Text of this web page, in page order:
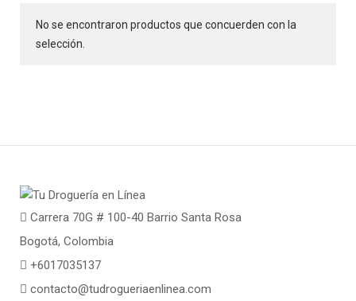
No se encontraron productos que concuerden con la
selección.
Carrera 70G # 100-40 Barrio Santa Rosa
Bogotá, Colombia
+6017035137
contacto@tudrogueriaenlinea.com